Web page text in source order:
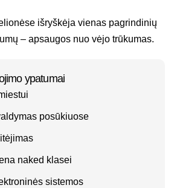
išryškėja vienas pagrindinių
– apsaugos nuo vėjo trūkumas.
ypatumai
posūkiuose
naked klasei
sistemos